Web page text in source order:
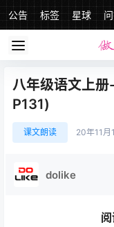
公告 标签 星球
八年级语文上
P131)
课文朗读 20年11月
dolike